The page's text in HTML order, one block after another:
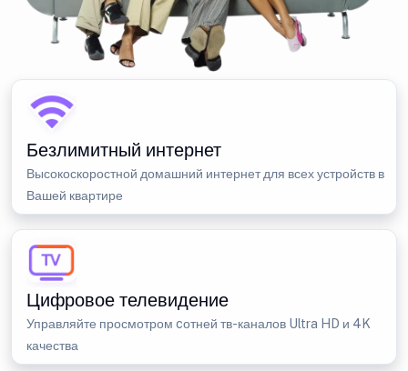
Безлимитный интернет
Высокоскоростной домашний интернет для всех устройств в
Вашей квартире
Цифровое телевидение
Управляйте просмотром cотней тв-каналов Ultra HD и 4K
качества